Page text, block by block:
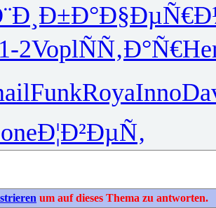
2VoplÑÑ‚Ð°Ñ€
FunkRoyaInno
Ð¦Ð²ÐµÑ‚
um auf dieses Thema zu antworten.